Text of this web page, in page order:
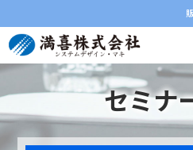
セミナ